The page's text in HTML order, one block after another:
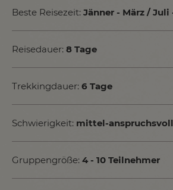
Beste Reisezeit: Jänner - März / Juli
Reisedauer: 8 Tage
Trekkingdauer: 6 Tage
Schwierigkeit: mittel-anspruchsvoll
Gruppengröße: 4 - 10 Teilnehmer